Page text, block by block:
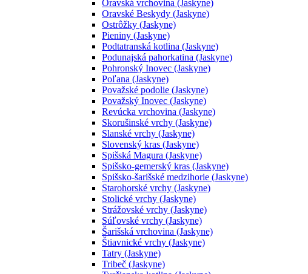
Oravská vrchovina (Jaskyne)
Oravské Beskydy (Jaskyne)
Ostrôžky (Jaskyne)
Pieniny (Jaskyne)
Podtatranská kotlina (Jaskyne)
Podunajská pahorkatina (Jaskyne)
Pohronský Inovec (Jaskyne)
Poľana (Jaskyne)
Považské podolie (Jaskyne)
Považský Inovec (Jaskyne)
Revúcka vrchovina (Jaskyne)
Skorušinské vrchy (Jaskyne)
Slanské vrchy (Jaskyne)
Slovenský kras (Jaskyne)
Spišská Magura (Jaskyne)
Spišsko-gemerský kras (Jaskyne)
Spišsko-šarišské medzihorie (Jaskyne)
Starohorské vrchy (Jaskyne)
Stolické vrchy (Jaskyne)
Strážovské vrchy (Jaskyne)
Súľovské vrchy (Jaskyne)
Šarišská vrchovina (Jaskyne)
Štiavnické vrchy (Jaskyne)
Tatry (Jaskyne)
Tribeč (Jaskyne)